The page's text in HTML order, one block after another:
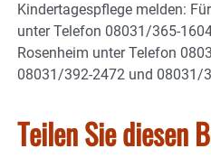
Kindertagespflege melden:
unter Telefon 08031/365-
Rosenheim unter Telefon
08031/392-2472 und 08031/
Teilen Sie diesen